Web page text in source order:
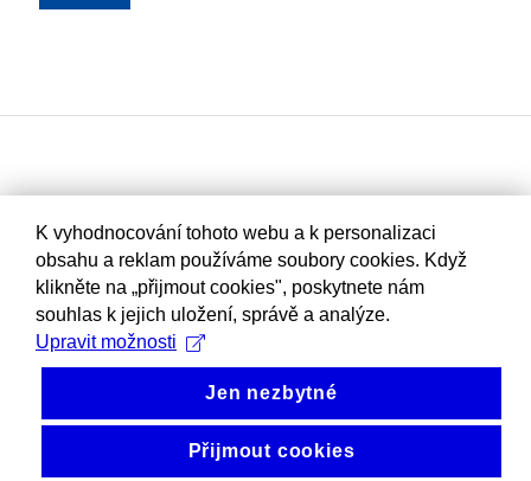
K vyhodnocování tohoto webu a k personalizaci
obsahu a reklam používáme soubory cookies. Když
klikněte na „přijmout cookies", poskytnete nám
souhlas k jejich uložení, správě a analýze.
Upravit možnosti
Jen nezbytné
Přijmout cookies